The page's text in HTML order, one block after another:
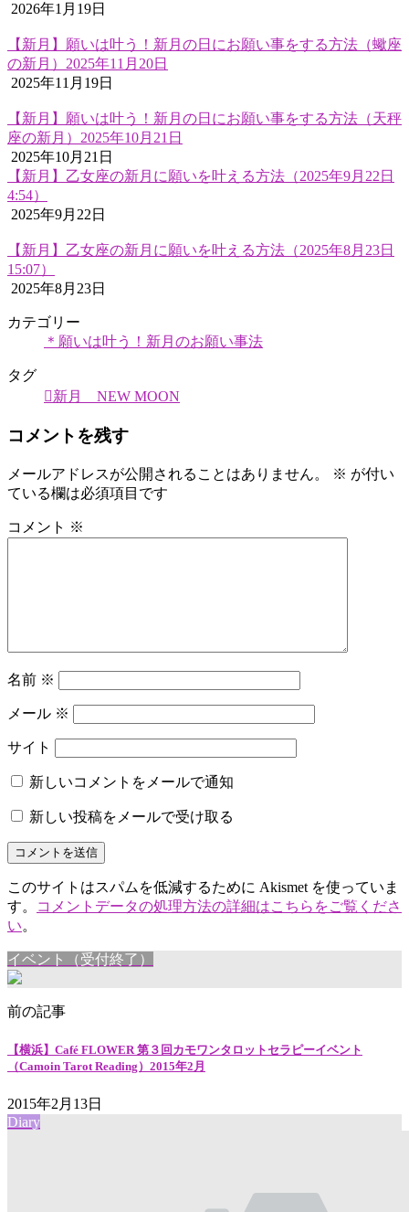
2026年1月19日
【新月】願いは叶う！新月の日にお願い事をする方法（蠍座
の新月）2025年11月20日
2025年11月19日
【新月】願いは叶う！新月の日にお願い事をする方法（天秤
座の新月）2025年10月21日
2025年10月21日
【新月】乙女座の新月に願いを叶える方法（2025年9月22日
4:54）
2025年9月22日
【新月】乙女座の新月に願いを叶える方法（2025年8月23日
15:07）
2025年8月23日
カテゴリー
＊願いは叶う！新月のお願い事法
タグ
新月 NEW MOON
コメントを残す
メールアドレスが公開されることはありません。 ※ が付い
ている欄は必須項目です
コメント ※
名前 ※
メール ※
サイト
新しいコメントをメールで通知
新しい投稿をメールで受け取る
このサイトはスパムを低減するために Akismet を使っていま
す。
コメントデータの処理方法の詳細はこちらをご覧くださ
い。
イベント（受付終了）
前の記事
【横浜】Café FLOWER 第３回カモワンタロットセラピーイベント
（Camoin Tarot Reading）2015年2月
2015年2月13日
Diary